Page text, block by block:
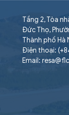
Tầng 2, Tòa
Đức Thọ,
Thành phố Hà
Điện thoại:
Email: